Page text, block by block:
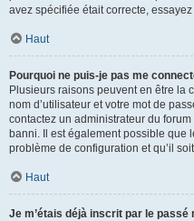
avez spécifiée était correcte,
Haut
Pourquoi ne puis-je pas me
Plusieurs raisons peuvent en être la
nom d’utilisateur et votre mot de
contactez un administrateur du
banni. Il est également possible que
problème de configuration et qu’il
Haut
Je m’étais déjà inscrit par le